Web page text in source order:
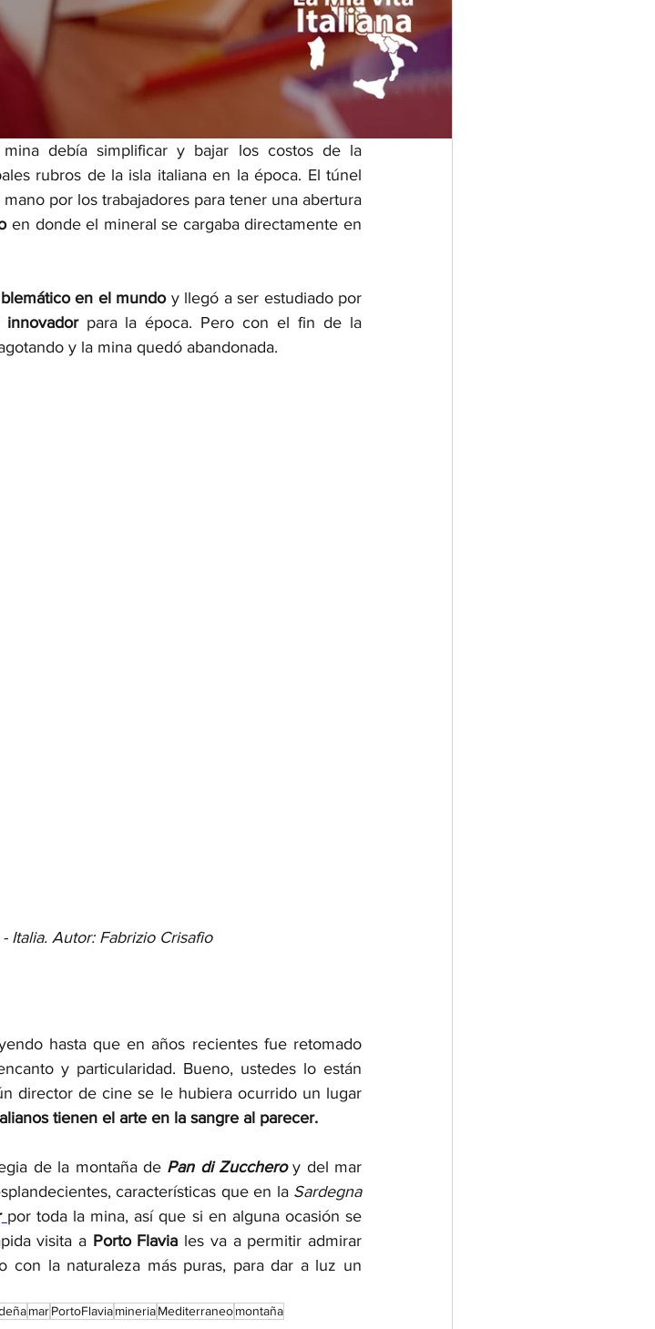
rubros de la isla italiana en la época. El túnel
por los trabajadores para tener una abertura
en donde el mineral se cargaba directamente en
en el mundo y llegó a ser estudiado por
innovador
y la mina quedó abandonada.
Italia. Autor: Fabrizio Crisafio
hasta que en años recientes fue retomado
y particularidad. Bueno, ustedes lo están
director de cine se le hubiera ocurrido un lugar
tienen el arte en la sangre al parecer.
de la montaña de Pan di Zucchero
características que en la
Sardegna
por toda la mina, así que si en alguna ocasión se
visita a Porto Flavia les va a permitir admirar
marPortoFlaviamineriaMediterraneomontaña